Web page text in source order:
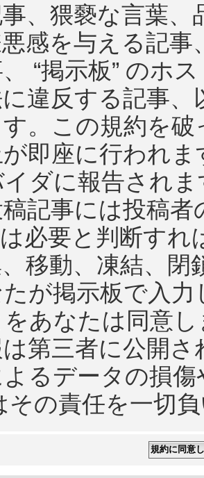
、猥褻な言葉
感を与える記
“掲示板” のホ
違反する記事
。この規約を
即座に行われ
ダに報告され
記事には投稿
は必要と判断す
移動、凍結、
が掲示板で入
あなたは同意
第三者に公開
るデータの損傷
その責任を一切